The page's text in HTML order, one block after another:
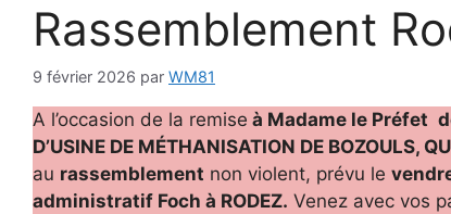
Rassemblement
9 février 2026 par WM81
A l’occasion de la remise à Madame le Préfet
D’USINE DE MÉTHANISATION DE BOZOULS,
au rassemblement non violent, prévu le
administratif Foch à RODEZ. Venez avec vos